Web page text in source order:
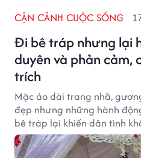
Đi bê tráp nhưng lại
duyên và phản cảm,
trích
CẬN CẢNH CUỘC SỐNG
Mặc áo dài trang nhã,
đẹp nhưng những hành
bê tráp lại khiến dân tình
được.